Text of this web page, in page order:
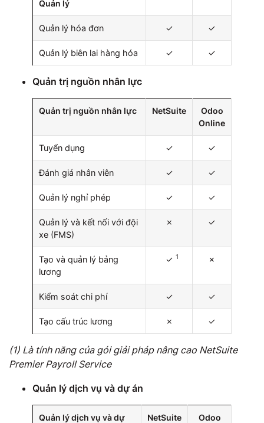
Quản lý
Quản lý hóa đơn ✓ ✓
Quản lý biên lai hàng hóa ✓ ✓
Quản trị nguồn nhân lực
Quản trị nguồn nhân lực NetSuite
Odoo
Online
Tuyển dụng ✓ ✓
Đánh giá nhân viên ✓ ✓
Quản lý nghỉ phép ✓ ✓
Quản lý và kết nối với đội
xe (FMS)
✗ ✓
Tạo và quản lý bảng
lương
✓ 1 ✗
Kiểm soát chi phí ✓ ✓
Tạo cấu trúc lương ✗ ✓
(1) Là tính năng của gói giải pháp nâng cao NetSuite
Premier Payroll Service
Quản lý dịch vụ và dự án
Quản lý dịch vụ và dự
NetSuite
Odoo